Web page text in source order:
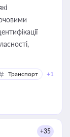
Транспорт +1
+35